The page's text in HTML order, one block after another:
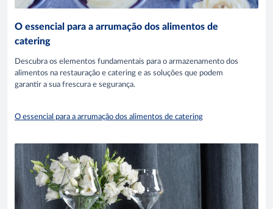
O essencial para a arrumação dos alimentos de
catering
Descubra os elementos fundamentais para o armazenamento dos
alimentos na restauração e catering e as soluções que podem
garantir a sua frescura e segurança.
O essencial para a arrumação dos alimentos de catering